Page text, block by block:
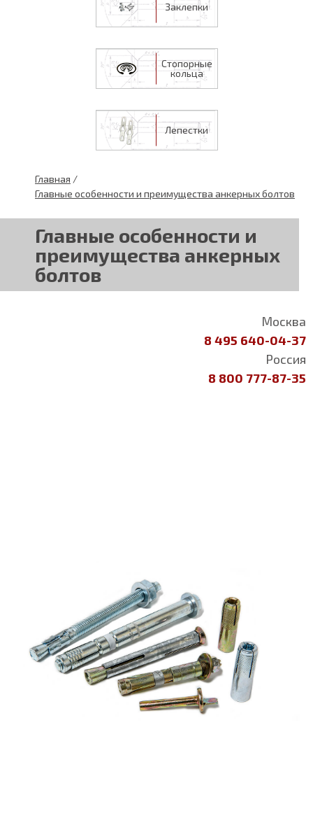
Заклепки
Стопорные
кольца
Лепестки
Главная /
Главные особенности и преимущества анкерных болтов
Главные особенности и
преимущества анкерных
болтов
Москва
8 495 640-04-37
Россия
8 800 777-87-35